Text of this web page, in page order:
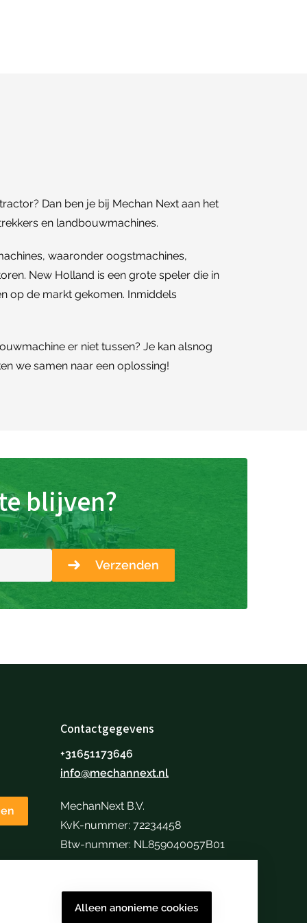
Alleen anonieme cookies
Dan ben je bij Mechan Next aan het
en landbouwmachines.
waaronder oogstmachines,
New Holland is een grote speler die in
op de markt gekomen. Inmiddels
er niet tussen? Je kan alsnog
we samen naar een oplossing!
blijven?
Verzenden
Contactgegevens
+31651173646
info@mechannext.nl
MechanNext B.V.
KvK-nummer: 72234458
Btw-nummer: NL859040057B01